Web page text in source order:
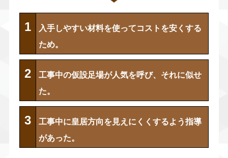
1
入手しやすい材料を使ってコストを安くする
ため。
2
工事中の仮設足場が人気を呼び、それに似せ
た。
3
工事中に皇居方向を見えにくくするよう指導
があった。